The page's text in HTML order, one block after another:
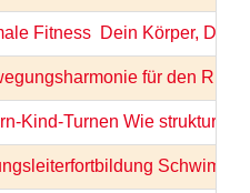
Fitness  Dein Körper,
für den
Kind-Turnen Wie